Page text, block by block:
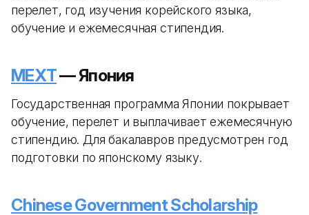
перелет, год изучения корейского языка,
обучение и ежемесячная стипендия.
MEXT— Япония
Государственная программа Японии покрывает
обучение, перелет и выплачивает ежемесячную
стипендию. Для бакалавров предусмотрен год
подготовки по японскому языку.
Chinese Government Scholarship